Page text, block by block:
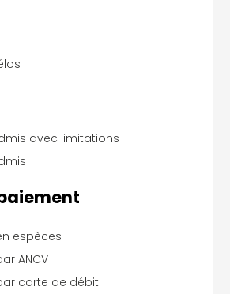
avec limitations
espèces
ANCV
carte de débit